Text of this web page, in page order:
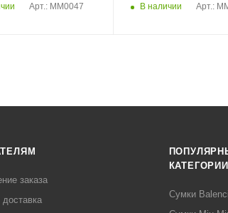
Арт.: MM0047 В наличии Арт.:
заказа
КАТЕГОРИИ
Сумки